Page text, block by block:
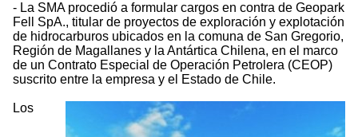
- La SMA procedió a formular cargos en contra de Geopark
Fell SpA., titular de proyectos de exploración y explotación
de hidrocarburos ubicados en la comuna de San Gregorio,
Región de Magallanes y la Antártica Chilena, en el marco
de un Contrato Especial de Operación Petrolera (CEOP)
suscrito entre la empresa y el Estado de Chile.
Los